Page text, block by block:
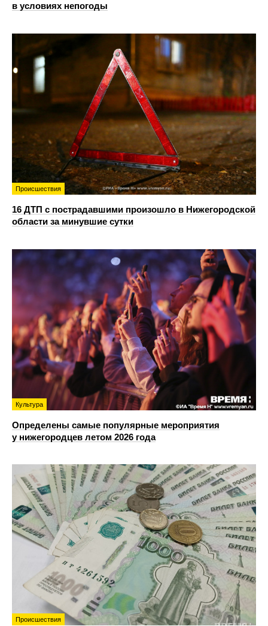
в условиях непогоды
Происшествия
16 ДТП с пострадавшими произошло в Нижегородской
области за минувшие сутки
Культура
Определены самые популярные мероприятия
у нижегородцев летом 2026 года
Происшествия